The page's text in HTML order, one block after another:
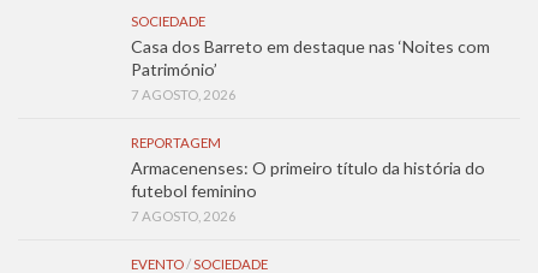
SOCIEDADE
Casa dos Barreto em destaque nas ‘Noites com
Património’
7 AGOSTO, 2026
REPORTAGEM
Armacenenses: O primeiro título da história do
futebol feminino
7 AGOSTO, 2026
EVENTO/SOCIEDADE